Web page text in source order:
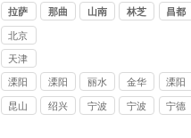
讨债
公司
拉萨 那曲 山南 林芝 昌都
北京
讨债
公司
天津
讨债
公司
溧阳
催债
溧阳
要债
丽水
讨债
金华
讨债
溧阳
讨债
昆山
绍兴
宁波
宁波
宁德